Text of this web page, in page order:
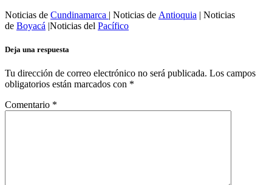
Noticias de Cundinamarca | Noticias de Antioquia | Noticias
de Boyacá |Noticias del Pacífico
Deja una respuesta
Tu dirección de correo electrónico no será publicada. Los campos
obligatorios están marcados con *
Comentario *